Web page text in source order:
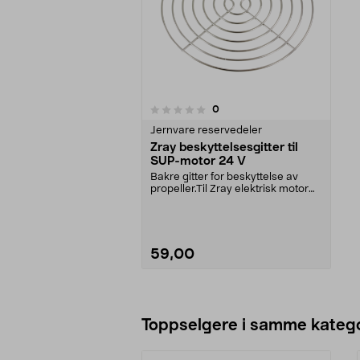
0anmeldelser
Jernvare reservedeler
Zray beskyttelsesgitter til
SUP-motor 24 V
Bakre gitter for beskyttelse av
propeller.Til Zray elektrisk motor
59,00
Toppselgere i samme